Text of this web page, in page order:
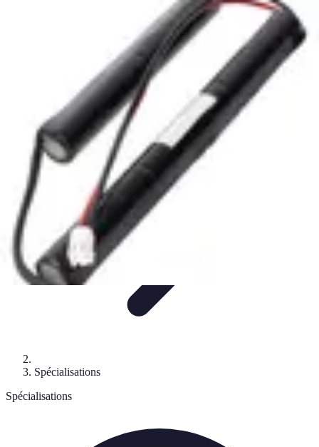
Préparation et Stratégie Formations
Choix
Guide Grandes Écoles
Spécialisations
Spécialisations